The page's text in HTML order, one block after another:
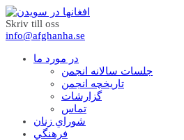
Skriv till oss
info@afghanha.se
در مورد ما
جلسات سالانه انجمن
تاریخچه انجمن
گزارشات
تماس
شوراي زنان
فرهنگي